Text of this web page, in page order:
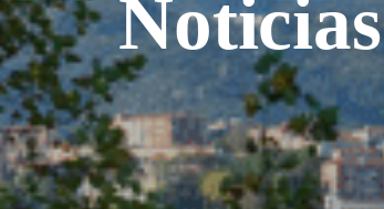
Noticias